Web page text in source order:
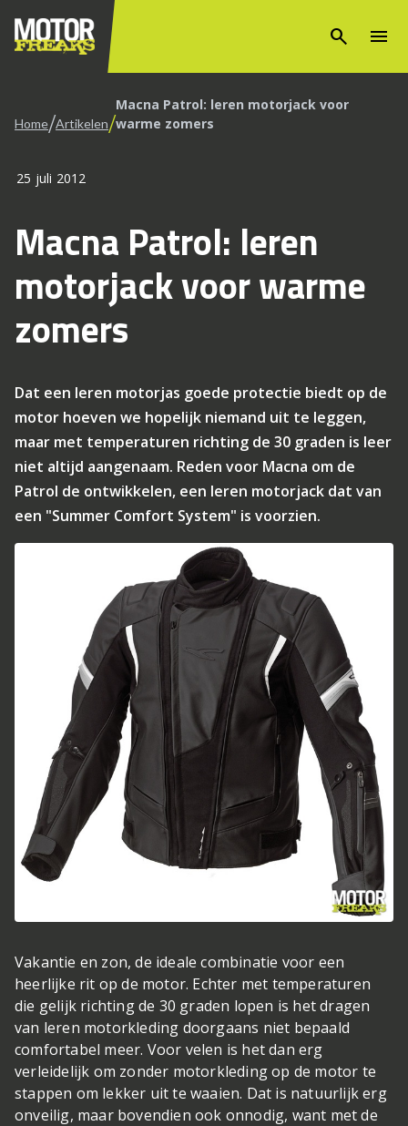
search menu
Home/Artikelen/Macna Patrol: leren motorjack voor
warme zomers
25 juli 2012
Macna Patrol: leren
motorjack voor warme
zomers
Dat een leren motorjas goede protectie biedt op de
motor hoeven we hopelijk niemand uit te leggen,
maar met temperaturen richting de 30 graden is leer
niet altijd aangenaam. Reden voor Macna om de
Patrol de ontwikkelen, een leren motorjack dat van
een "Summer Comfort System" is voorzien.
Vakantie en zon, de ideale combinatie voor een
heerlijke rit op de motor. Echter met temperaturen
die gelijk richting de 30 graden lopen is het dragen
van leren motorkleding doorgaans niet bepaald
comfortabel meer. Voor velen is het dan erg
verleidelijk om zonder motorkleding op de motor te
stappen om lekker uit te waaien. Dat is natuurlijk erg
onveilig, maar bovendien ook onnodig, want met de